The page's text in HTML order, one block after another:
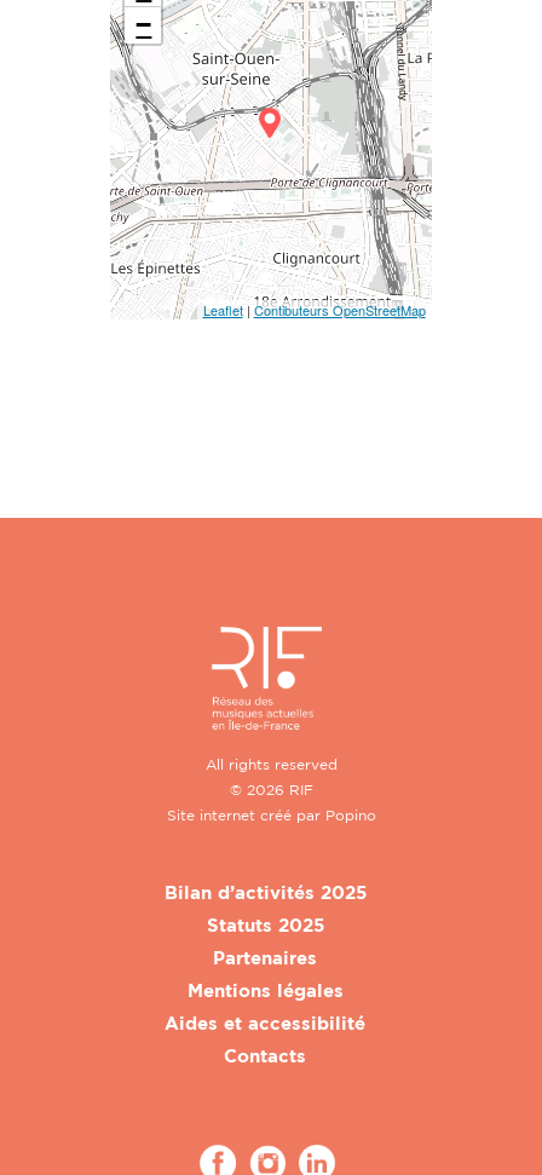
−
Leaflet| Contibuteurs OpenStreetMap
All rights reserved
© 2026 RIF
Site internet créé par Popino
Bilan d’activités 2025
Statuts 2025
Partenaires
Mentions légales
Aides et accessibilité
Contacts